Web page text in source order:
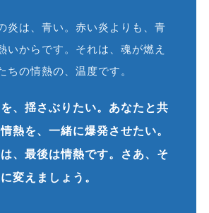
炎は、青い。赤い炎よりも、青
いからです。それは、魂が燃え
ちの情熱の、温度です。
、揺さぶりたい。あなたと共
熱を、一緒に爆発させたい。
、最後は情熱です。さあ、そ
変えましょう。